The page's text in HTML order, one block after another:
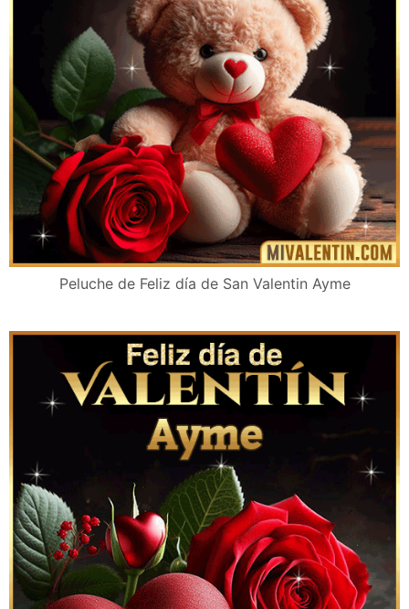
Peluche de Feliz día de San Valentin Ayme